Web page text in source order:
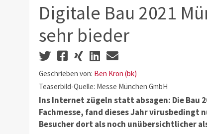
Digitale Bau 2021
sehr bieder
Geschrieben von: Ben Kron (bk)
Teaserbild-Quelle: Messe München GmbH
Ins Internet zügeln statt absagen: Die Bau
Fachmesse, fand dieses Jahr
Besucher dort als noch unübersichtlicher